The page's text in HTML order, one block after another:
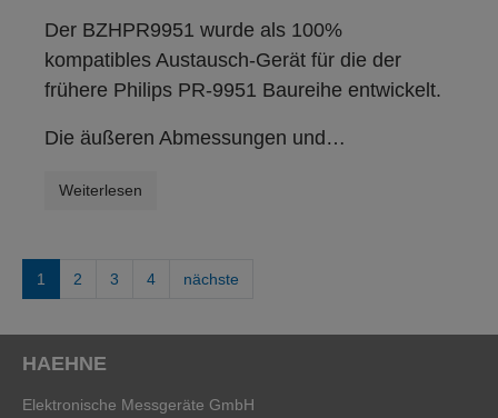
Der BZHPR9951 wurde als 100%
kompatibles Austausch-Gerät für die der
frühere Philips PR-9951 Baureihe entwickelt.
Die äußeren Abmessungen und…
Weiterlesen
1 2 3 4 nächste
HAEHNE
Elektronische Messgeräte GmbH